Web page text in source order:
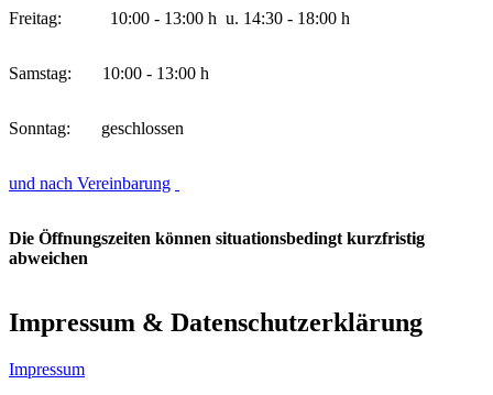
Freitag: 10:00 - 13:00 h u. 14:30 - 18:00 h
Samstag: 10:00 - 13:00 h
Sonntag: geschlossen
und nach Vereinbarung
Die Öffnungszeiten können situationsbedingt kurzfristig
abweichen
Impressum & Datenschutzerklärung
Impressum